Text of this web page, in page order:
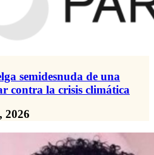
semidesnuda de una
contra la crisis climática
2026